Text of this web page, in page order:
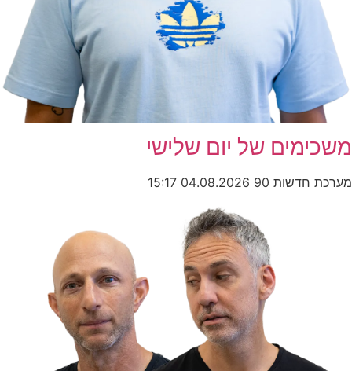
משכימים של יום שלישי
מערכת חדשות 90 04.08.2026
15:17